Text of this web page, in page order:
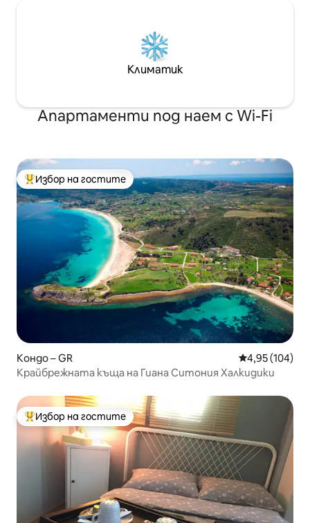
Климатик
Апартаменти под наем с Wi-Fi
Най-популярен избор на гостите
Избор на гостите
Кондо – GR Средна
4,95 (104)
Крайбрежната къща на Гиана Ситония Халкидики
Най-популярен избор на гостите
Избор на гостите